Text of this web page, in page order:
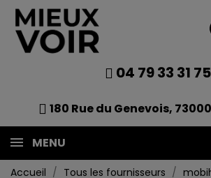
04 79 33 31 75
180 Rue du Genevois,
MENU
Accueil Tous les fournisseurs